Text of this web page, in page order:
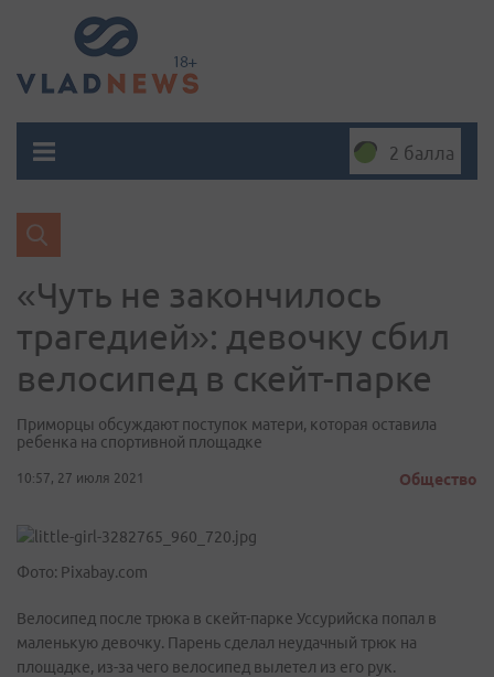
2 балла
«Чуть не закончилось
трагедией»: девочку сбил
велосипед в скейт-парке
Приморцы обсуждают поступок матери, которая оставила
ребенка на спортивной площадке
10:57, 27 июля 2021 Общество
Фото: Pixabay.com
Велосипед после трюка в скейт-парке Уссурийска попал в
маленькую девочку. Парень сделал неудачный трюк на
площадке, из-за чего велосипед вылетел из его рук.